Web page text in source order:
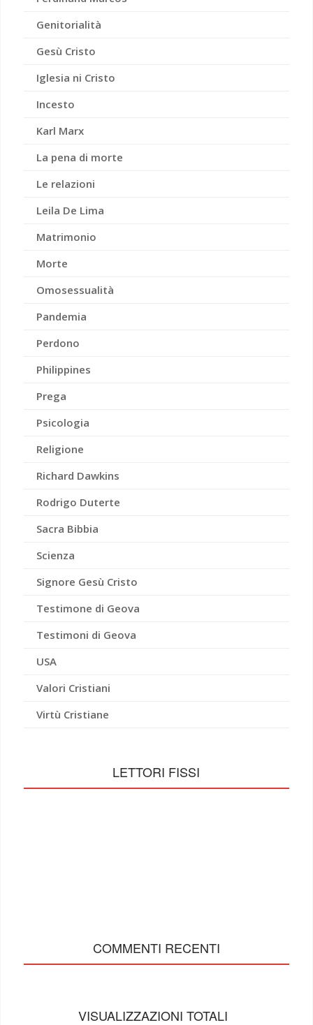
Genitorialità
Gesù Cristo
Iglesia ni Cristo
Incesto
Karl Marx
La pena di morte
Le relazioni
Leila De Lima
Matrimonio
Morte
Omosessualità
Pandemia
Perdono
Philippines
Prega
Psicologia
Religione
Richard Dawkins
Rodrigo Duterte
Sacra Bibbia
Scienza
Signore Gesù Cristo
Testimone di Geova
Testimoni di Geova
USA
Valori Cristiani
Virtù Cristiane
LETTORI FISSI
COMMENTI RECENTI
VISUALIZZAZIONI TOTALI